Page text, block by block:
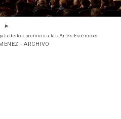
de los premios a las Artes Escénicas
- ARCHIVO